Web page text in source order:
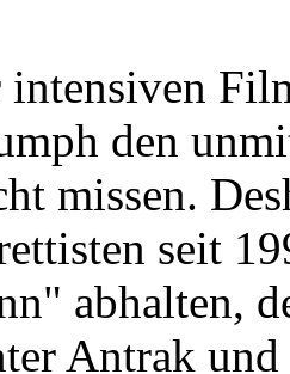
den
missen.
seit
abhalten,
Antrak